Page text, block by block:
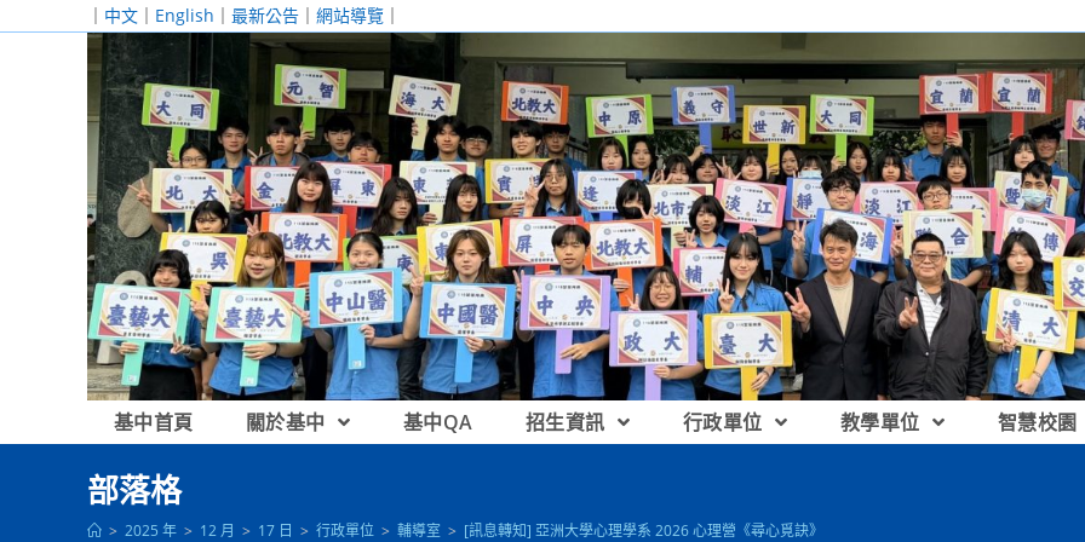
｜ 中文 ｜ English ｜ 最新公告 ｜ 網站導覽 ｜
基中首頁 關於基中 基中QA 招生資訊 行政單位 教學單位 智慧校園
部落格
> 2025 年 > 12 月 > 17 日 > 行政單位 > 輔導室 > [訊息轉知] 亞洲大學心理學系 2026 心理營《尋心覓訣》